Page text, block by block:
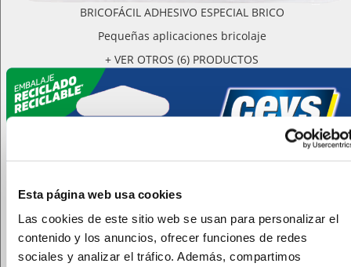
Esta página web usa cookies
Las cookies de este sitio web se usan para personalizar el
contenido y los anuncios, ofrecer funciones de redes
sociales y analizar el tráfico. Además, compartimos
BRICOFÁCIL ADHESIVO ESPECIAL BRICO
Pequeñas aplicaciones bricolaje
+ VER OTROS (6) PRODUCTOS